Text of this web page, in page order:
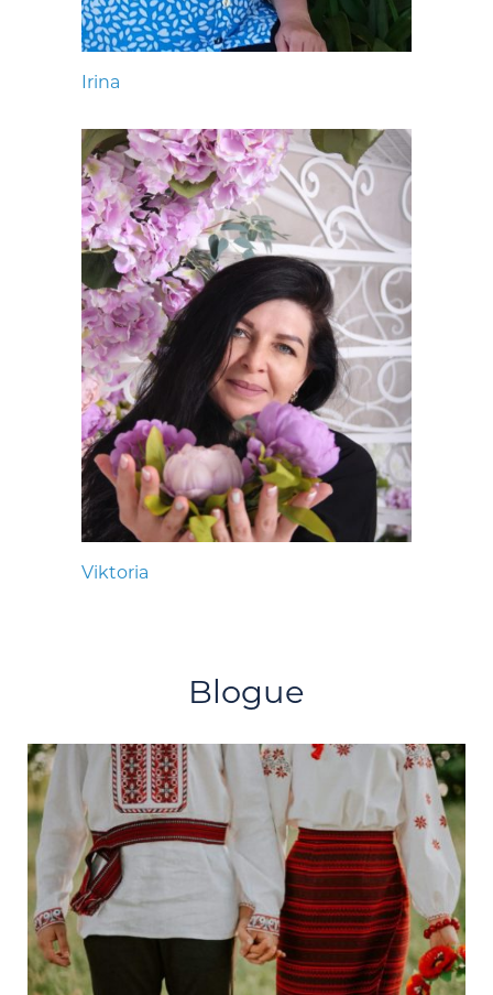
Irina
Viktoria
Blogue